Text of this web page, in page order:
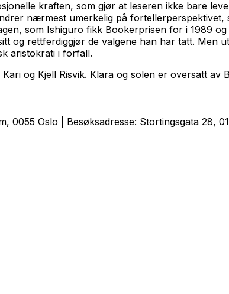
kraften, som gjør at leseren ikke bare
nærmest umerkelig på
, som Ishiguro fikk Bookerprisen for i 1989
og rettferdiggjør de valgene han har tatt. Men
aristokrati i forfall.
og Kjell Risvik. Klara og solen er oversatt av
0055 Oslo | Besøksadresse: Stortingsgata 28,